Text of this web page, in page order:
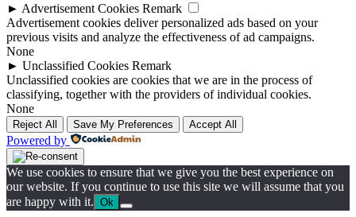
► Advertisement Cookies Remark
Advertisement cookies deliver personalized ads based on your
previous visits and analyze the effectiveness of ad campaigns.
None
► Unclassified Cookies Remark
Unclassified cookies are cookies that we are in the process of
classifying, together with the providers of individual cookies.
None
Reject All Save My Preferences Accept All
Powered by
We use cookies to ensure that we give you the best experience on
our website. If you continue to use this site we will assume that you
are happy with it. Ok